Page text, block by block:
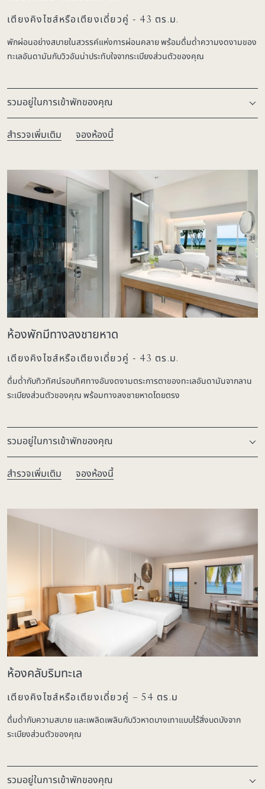
เตียงคิงไซส์หรือเตียงเดี่ยวคู่ - 43 ตร.ม.
พักผ่อนอย่างสบายในสวรรค์แห่งการผ่อนคลาย พร้อมดื่มด่ำความงดงามของ
ทะเลอันดามันกับวิวอันน่าประทับใจจากระเบียงส่วนตัวของคุณ
รวมอยู่ในการเข้าพักของคุณ
สำรวจเพิ่มเติม จองห้องนี้
ห้องพักมีทางลงชายหาด
เตียงคิงไซส์หรือเตียงเดี่ยวคู่ - 43 ตร.ม.
ดื่มด่ำกับทิวทัศน์รอบทิศทางอันงดงามตระการตาของทะเลอันดามันจากลาน
ระเบียงส่วนตัวของคุณ พร้อมทางลงชายหาดโดยตรง
รวมอยู่ในการเข้าพักของคุณ
สำรวจเพิ่มเติม จองห้องนี้
ห้องคลับริมทะเล
เตียงคิงไซส์หรือเตียงเดี่ยวคู่ – 54 ตร.ม
ดื่มด่ำกับความสบาย และเพลิดเพลินกับวิวหาดบางเทาแบบไร้สิ่งบดบังจาก
ระเบียงส่วนตัวของคุณ
รวมอยู่ในการเข้าพักของคุณ